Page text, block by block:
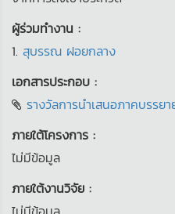
ผู้ร่วมทำงาน :
1. สุบรรณ ฝอยกลาง
เอกสารประกอบ :
รางวัลการนำเสนอภาคบรรยา
ภายใต้โครงการ :
ไม่มีข้อมูล
ภายใต้งานวิจัย :